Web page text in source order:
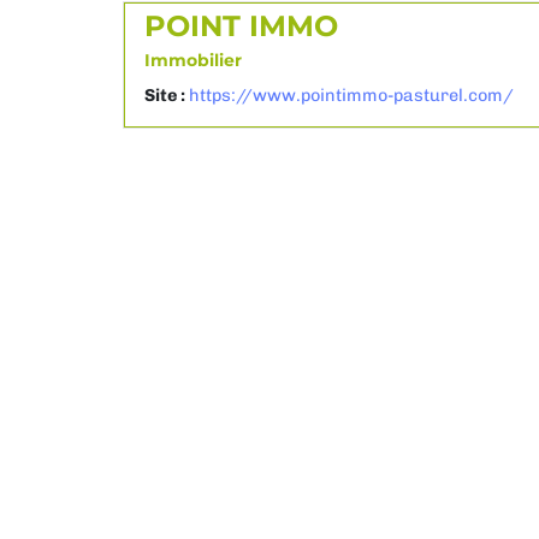
POINT IMMO
Immobilier
Site : https://www.pointimmo-pasturel.com/